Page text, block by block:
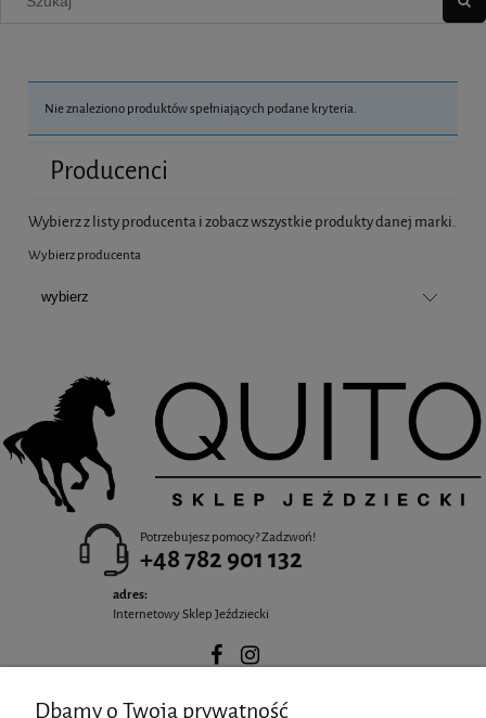
Nie znaleziono produktów spełniających podane kryteria.
Producenci
Wybierz z listy producenta i zobacz wszystkie produkty danej marki.
Wybierz producenta
Potrzebujesz pomocy? Zadzwoń!
+48 782 901 132
adres:
Internetowy Sklep Jeździecki
Dbamy o Twoją prywatność